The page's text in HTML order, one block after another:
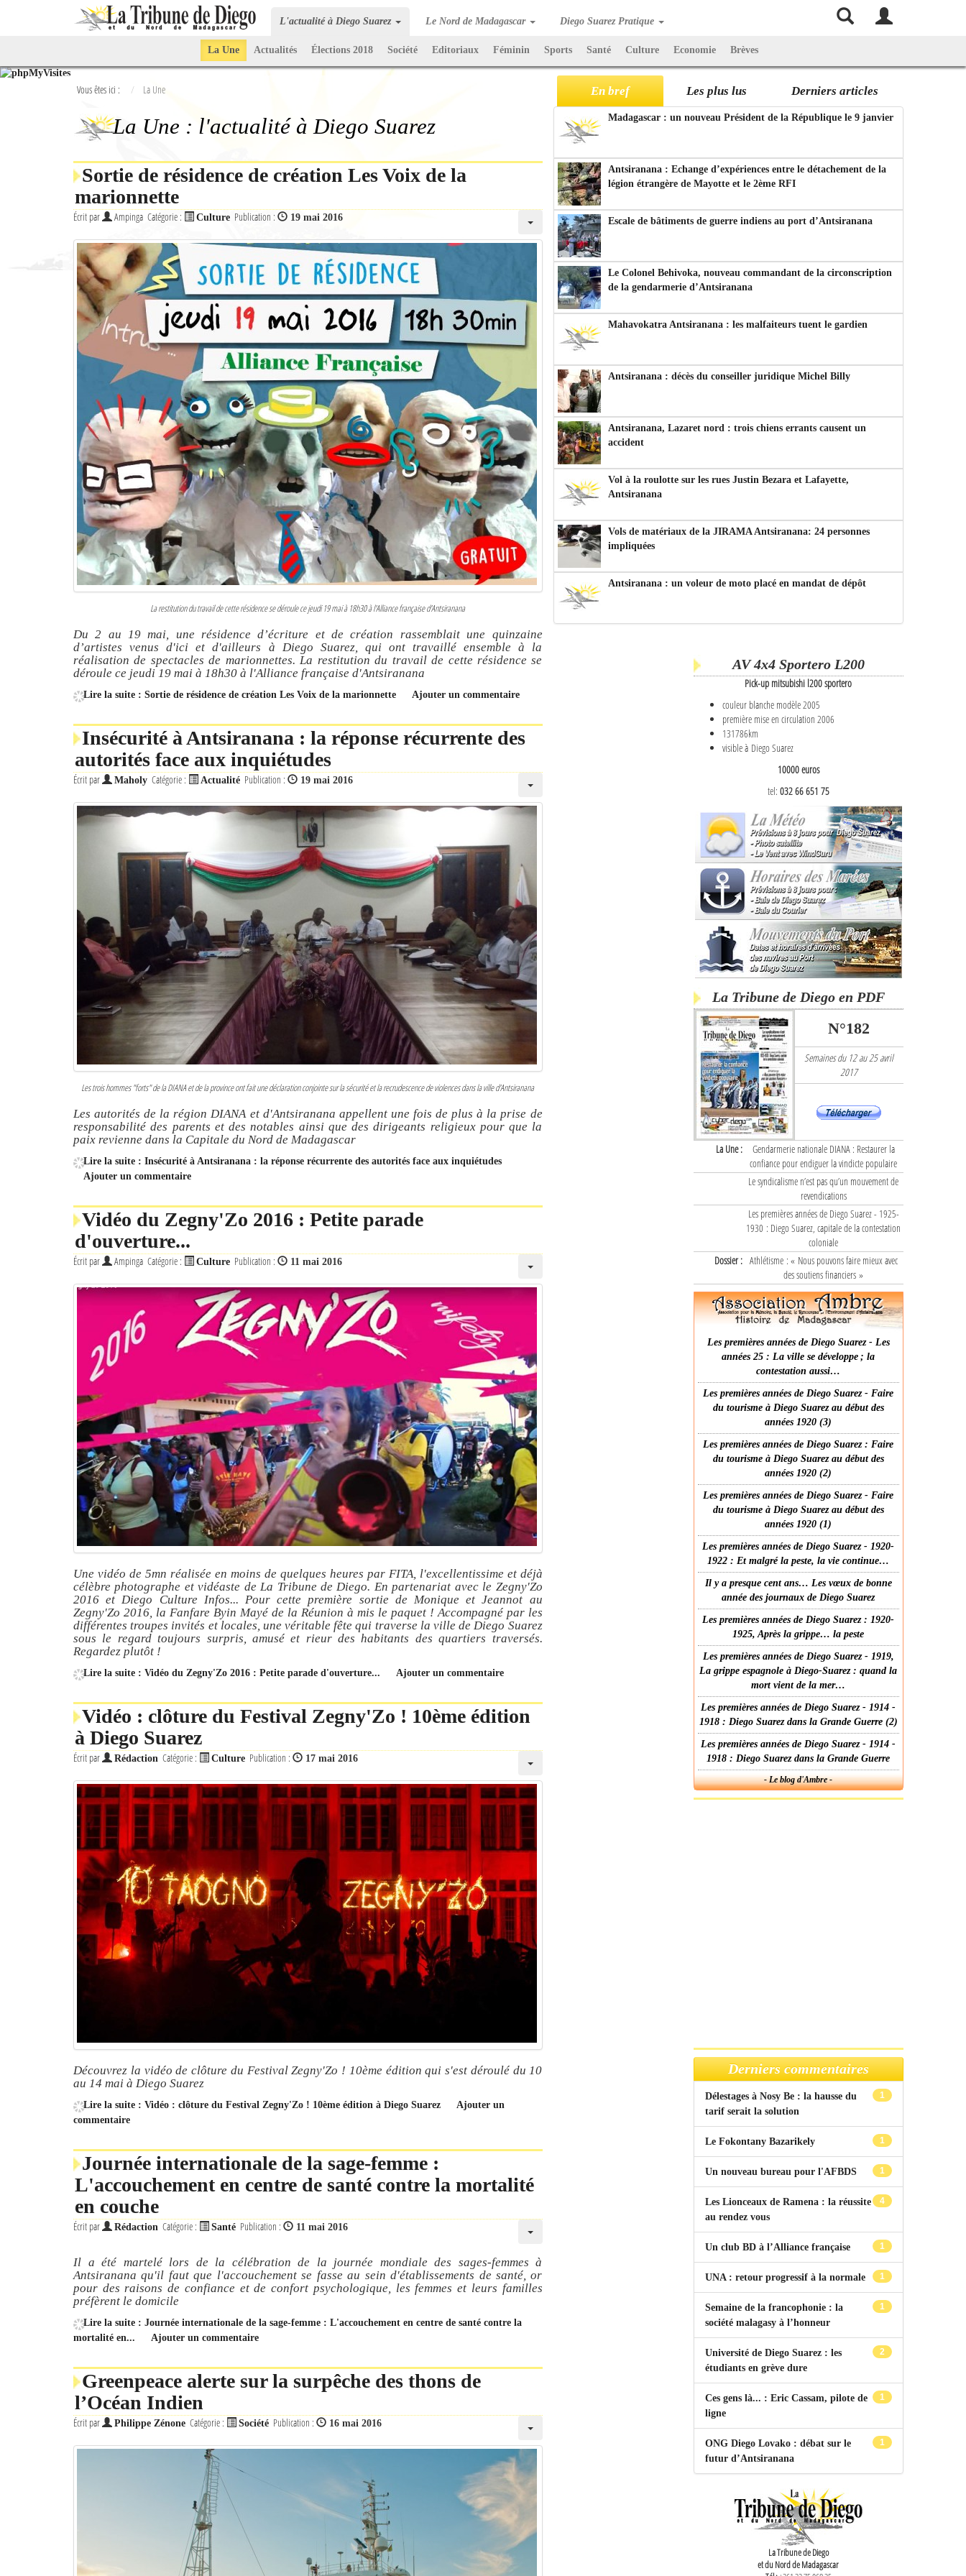
L'actualité à Diego Suarez Le Nord de Madagascar Diego Suarez Pratique
La Une Actualités Élections 2018 Société Editoriaux Féminin Sports Santé Culture Economie Brèves
Vous êtes ici : La Une
La Une : l'actualité à Diego Suarez
Sortie de résidence de création Les Voix de la
marionnette
Écrit par Ampinga Catégorie : Culture Publication : 19 mai 2016
La restitution du travail de cette résidence se déroule ce jeudi 19 mai à 18h30 à l'Alliance française d'Antsiranana
Du 2 au 19 mai, une résidence d’écriture et de création rassemblait une quinzaine
d’artistes venus d'ici et d'ailleurs à Diego Suarez, qui ont travaillé ensemble à la
réalisation de spectacles de marionnettes. La restitution du travail de cette résidence se
déroule ce jeudi 19 mai à 18h30 à l'Alliance française d'Antsiranana
Lire la suite : Sortie de résidence de création Les Voix de la marionnette Ajouter un commentaire
Insécurité à Antsiranana : la réponse récurrente des
autorités face aux inquiétudes
Écrit par Maholy Catégorie : Actualité Publication : 19 mai 2016
Les trois hommes "forts" de la DIANA et de la province ont fait une déclaration conjointe sur la sécurité et la recrudescence de violences dans la ville d'Antsiranana
Les autorités de la région DIANA et d'Antsiranana appellent une fois de plus à la prise de
responsabilité des parents et des notables ainsi que des dirigeants religieux pour que la
paix revienne dans la Capitale du Nord de Madagascar
Lire la suite : Insécurité à Antsiranana : la réponse récurrente des autorités face aux inquiétudes
Ajouter un commentaire
Vidéo du Zegny'Zo 2016 : Petite parade
d'ouverture...
Écrit par Ampinga Catégorie : Culture Publication : 11 mai 2016
Une vidéo de 5mn réalisée en moins de quelques heures par FITA, l'excellentissime et déjà
célèbre photographe et vidéaste de La Tribune de Diego. En partenariat avec le Zegny'Zo
2016 et Diego Culture Infos... Pour cette première sortie de Monique et Jeannot au
Zegny'Zo 2016, la Fanfare Byin Mayé de la Réunion à mis le paquet ! Accompagné par les
différentes troupes invités et locales, une véritable fête qui traverse la ville de Diego Suarez
sous le regard toujours surpris, amusé et rieur des habitants des quartiers traversés.
Regardez plutôt !
Lire la suite : Vidéo du Zegny'Zo 2016 : Petite parade d'ouverture... Ajouter un commentaire
Vidéo : clôture du Festival Zegny'Zo ! 10ème édition
à Diego Suarez
Écrit par Rédaction Catégorie : Culture Publication : 17 mai 2016
Découvrez la vidéo de clôture du Festival Zegny'Zo ! 10ème édition qui s'est déroulé du 10
au 14 mai à Diego Suarez
Lire la suite : Vidéo : clôture du Festival Zegny'Zo ! 10ème édition à Diego Suarez
Ajouter un
commentaire
Journée internationale de la sage-femme :
L'accouchement en centre de santé contre la mortalité
en couche
Écrit par Rédaction Catégorie : Santé Publication : 11 mai 2016
Il a été martelé lors de la célébration de la journée mondiale des sages-femmes à
Antsiranana qu'il faut que l'accouchement se fasse au sein d'établissements de santé, or
pour des raisons de confiance et de confort psychologique, les femmes et leurs familles
préfèrent le domicile
Lire la suite : Journée internationale de la sage-femme : L'accouchement en centre de santé contre la
mortalité en...
Ajouter un commentaire
Greenpeace alerte sur la surpêche des thons de
l’Océan Indien
Écrit par Philippe Zénone Catégorie : Société Publication : 16 mai 2016
En bref Les plus lus Derniers articles
Madagascar : un nouveau Président de la République le 9 janvier
Antsiranana : Echange d’expériences entre le détachement de la
légion étrangère de Mayotte et le 2ème RFI
Escale de bâtiments de guerre indiens au port d’Antsiranana
Le Colonel Behivoka, nouveau commandant de la circonscription
de la gendarmerie d’Antsiranana
Mahavokatra Antsiranana : les malfaiteurs tuent le gardien
Antsiranana : décès du conseiller juridique Michel Billy
Antsiranana, Lazaret nord : trois chiens errants causent un
accident
Vol à la roulotte sur les rues Justin Bezara et Lafayette,
Antsiranana
Vols de matériaux de la JIRAMA Antsiranana: 24 personnes
impliquées
Antsiranana : un voleur de moto placé en mandat de dépôt
AV 4x4 Sportero L200
Pick-up mitsubishi l200 sportero
couleur blanche modèle 2005
première mise en circulation 2006
131786km
visible à Diego Suarez
10000 euros
tel: 032 66 651 75
La Tribune de Diego en PDF
N°182
Semaines du 12 au 25 avril
2017
La Une :
Gendarmerie nationale DIANA : Restaurer la
confiance pour endiguer la vindicte populaire
Le syndicalisme n’est pas qu’un mouvement de
revendications
Les premières années de Diego Suarez - 1925-
1930 : Diego Suarez, capitale de la contestation
coloniale
Dossier : Athlétisme : « Nous pouvons faire mieux avec
des soutiens financiers »
Les premières années de Diego Suarez - Les
années 25 : La ville se développe ; la
contestation aussi…
Les premières années de Diego Suarez - Faire
du tourisme à Diego Suarez au début des
années 1920 (3)
Les premières années de Diego Suarez : Faire
du tourisme à Diego Suarez au début des
années 1920 (2)
Les premières années de Diego Suarez - Faire
du tourisme à Diego Suarez au début des
années 1920 (1)
Les premières années de Diego Suarez - 1920-
1922 : Et malgré la peste, la vie continue…
Il y a presque cent ans… Les vœux de bonne
année des journaux de Diego Suarez
Les premières années de Diego Suarez : 1920-
1925, Après la grippe… la peste
Les premières années de Diego Suarez - 1919,
La grippe espagnole à Diego-Suarez : quand la
mort vient de la mer…
Les premières années de Diego Suarez - 1914 -
1918 : Diego Suarez dans la Grande Guerre (2)
Les premières années de Diego Suarez - 1914 -
1918 : Diego Suarez dans la Grande Guerre
- Le blog d'Ambre -
Derniers commentaires
1
Délestages à Nosy Be : la hausse du
tarif serait la solution
1
Le Fokontany Bazarikely
1
Un nouveau bureau pour l'AFBDS
4
Les Lionceaux de Ramena : la réussite
au rendez vous
1
Un club BD à l’Alliance française
1
UNA : retour progressif à la normale
1
Semaine de la francophonie : la
société malagasy à l’honneur
2
Université de Diego Suarez : les
étudiants en grève dure
1
Ces gens là... : Eric Cassam, pilote de
ligne
1
ONG Diego Lovako : débat sur le
futur d’Antsiranana
La Tribune de Diego
et du Nord de Madagascar